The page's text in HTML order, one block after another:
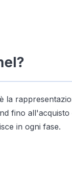
la
fino
in ogni fase.